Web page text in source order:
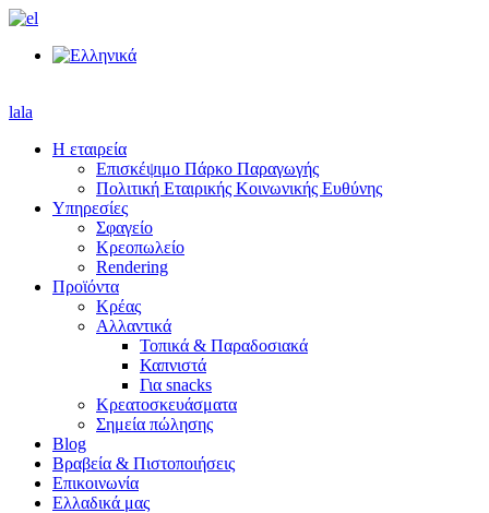
lala
Η εταιρεία
Επισκέψιμο Πάρκο Παραγωγής
Πολιτική Εταιρικής Κοινωνικής Ευθύνης
Υπηρεσίες
Σφαγείο
Κρεοπωλείο
Rendering
Προϊόντα
Κρέας
Αλλαντικά
Τοπικά & Παραδοσιακά
Καπνιστά
Για snacks
Κρεατοσκευάσματα
Σημεία πώλησης
Blog
Βραβεία & Πιστοποιήσεις
Επικοινωνία
Ελλαδικά μας